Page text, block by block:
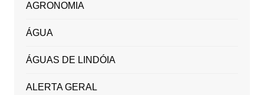
AGRONOMIA
ÁGUA
ÁGUAS DE LINDÓIA
ALERTA GERAL